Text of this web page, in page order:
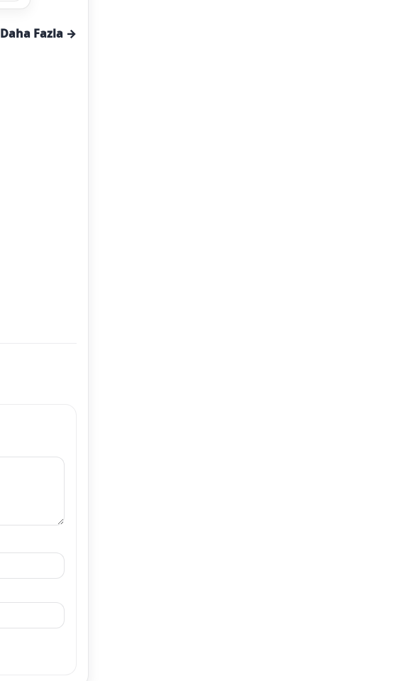
Daha Fazla →